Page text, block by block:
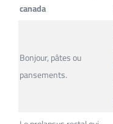
canada
Bonjour, pâtes ou
pansements.